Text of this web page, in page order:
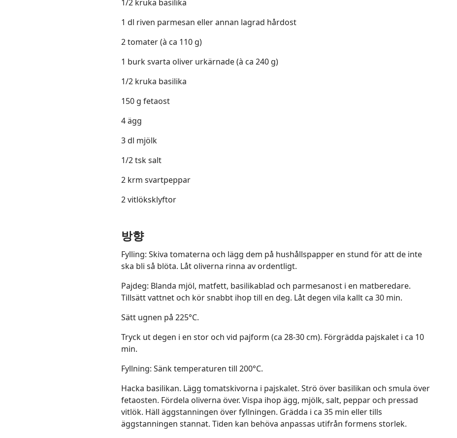
1/2 kruka basilika
1 dl riven parmesan eller annan lagrad hårdost
2 tomater (à ca 110 g)
1 burk svarta oliver urkärnade (à ca 240 g)
1/2 kruka basilika
150 g fetaost
4 ägg
3 dl mjölk
1/2 tsk salt
2 krm svartpeppar
2 vitlöksklyftor
방향
Fylling: Skiva tomaterna och lägg dem på hushållspapper en stund för att de inte
ska bli så blöta. Låt oliverna rinna av ordentligt.
Pajdeg: Blanda mjöl, matfett, basilikablad och parmesanost i en matberedare.
Tillsätt vattnet och kör snabbt ihop till en deg. Låt degen vila kallt ca 30 min.
Sätt ugnen på 225°C.
Tryck ut degen i en stor och vid pajform (ca 28-30 cm). Förgrädda pajskalet i ca 10
min.
Fyllning: Sänk temperaturen till 200°C.
Hacka basilikan. Lägg tomatskivorna i pajskalet. Strö över basilikan och smula över
fetaosten. Fördela oliverna över. Vispa ihop ägg, mjölk, salt, peppar och pressad
vitlök. Häll äggstanningen över fyllningen. Grädda i ca 35 min eller tills
äggstanningen stannat. Tiden kan behöva anpassas utifrån formens storlek.